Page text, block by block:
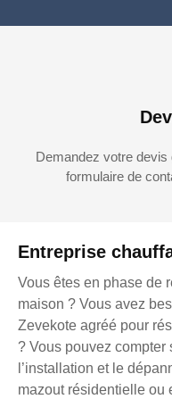
Entreprise
Vous êtes en phase de
maison ? Vous avez
Zevekote agréé pour
? Vous pouvez compter
l’installation et le
mazout résidentielle ou
Demandez votre devis
formulaire de